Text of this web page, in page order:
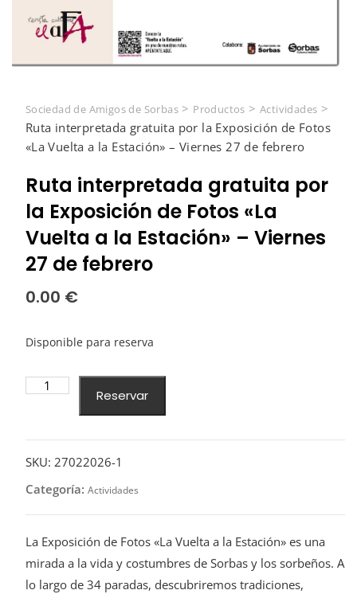
Sociedad de Amigos de Sorbas> Productos > Actividades >
Ruta interpretada gratuita por la Exposición de Fotos
«La Vuelta a la Estación» – Viernes 27 de febrero
Ruta interpretada gratuita por
la Exposición de Fotos «La
Vuelta a la Estación» – Viernes
27 de febrero
0.00 €
Disponible para reserva
Ruta
interpretada
por
la
Fotos
"La
Vuelta
a
Reservar
SKU: 27022026-1
Categoría: Actividades
La Exposición de Fotos «La Vuelta a la Estación» es una
mirada a la vida y costumbres de Sorbas y los sorbeños. A
lo largo de 34 paradas, descubriremos tradiciones,